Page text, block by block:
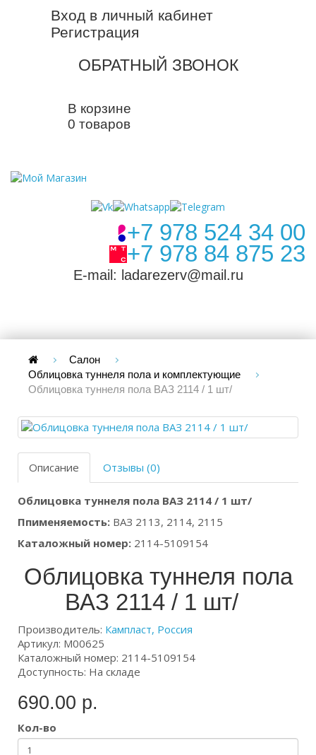
Вход в личный кабинет
Регистрация
ОБРАТНЫЙ ЗВОНОК
В корзине
0 товаров
+7 978 524 34 00
+7 978 84 875 23
E-mail: ladarezerv@mail.ru
Салон
Облицовка туннеля пола и комплектующие
Облицовка туннеля пола ВАЗ 2114 / 1 шт/
Описание Отзывы (0)
Облицовка туннеля пола ВАЗ 2114 / 1 шт/
Ппименяемость: ВАЗ 2113, 2114, 2115
Каталожный номер: 2114-5109154
Облицовка туннеля пола
ВАЗ 2114 / 1 шт/
Производитель: Кампласт, Россия
Артикул: М00625
Каталожный номер: 2114-5109154
Доступность: На складе
690.00 р.
Кол-во